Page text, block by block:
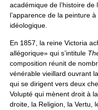
académique de l’histoire
l’apparence de la peinture
idéologique.
En 1857, la reine Victoria
allégorique» qui s’intitule
composition réunit de
vénérable vieillard ouvrant
qui se dirigent vers deux
Volupté qui mènent droit à
droite, la Religion, la Vertu,